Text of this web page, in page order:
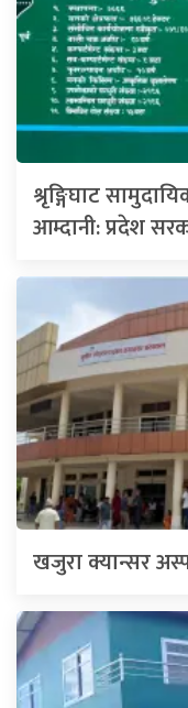
श्रृङ्गिघाट
आम्दानी: प्रदेश
खजुरा क्यान्सर